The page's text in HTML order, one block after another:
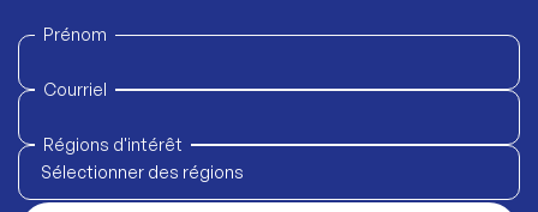
Prénom
Courriel
Régions d'intérêt
Sélectionner des régions